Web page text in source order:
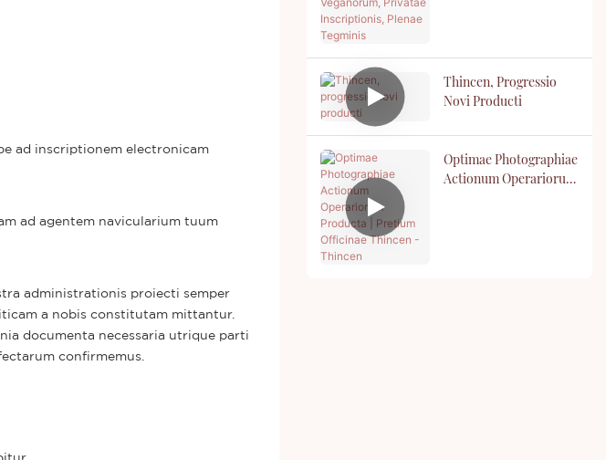
ad inscriptionem electronicam
ad agentem navicularium tuum
administrationis proiecti semper
a nobis constitutam mittantur.
documenta necessaria utrique parti
confirmemus.
Thincen, Progressio
Novi Producti
Optimae Photographiae
Actionum Operariorum